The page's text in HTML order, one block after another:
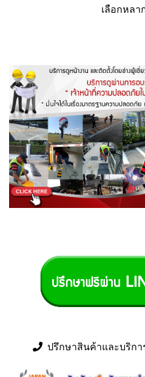
เลือกหลา
ปรึกษาสินค้าและบริกา